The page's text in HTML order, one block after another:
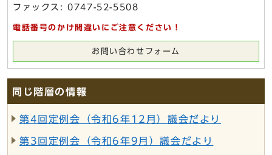
ファックス: 0747-52-5508
電話番号のかけ間違いにご注意ください！
お問い合わせフォーム
同じ階層の情報
第4回定例会（令和6年12月）議会だより
第3回定例会（令和6年9月）議会だより